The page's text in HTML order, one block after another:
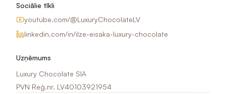
Sociālie tīkli
youtube.com/@LuxuryChocolateLV
linkedin.com/in/ilze-eisaka-luxury-chocolate
Uzņēmums
Luxury Chocolate SIA
PVN Reģ.nr. LV40103921954